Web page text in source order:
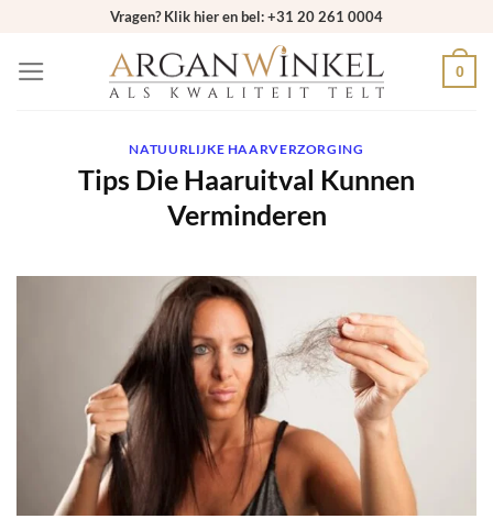
inhoud
Vragen? Klik hier en bel: +31 20 261 0004
0
NATUURLIJKE HAARVERZORGING
Tips Die Haaruitval Kunnen
Verminderen